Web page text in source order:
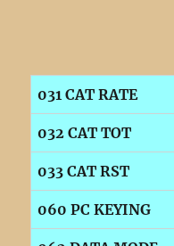
031 CAT RATE
032 CAT TOT
033 CAT RST
060 PC KEYING